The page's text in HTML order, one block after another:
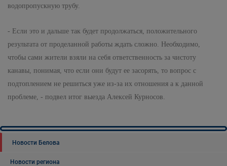
водопропускную трубу.
- Если это и дальше так будет продолжаться, положительного
результата от проделанной работы ждать сложно. Необходимо,
чтобы сами жители взяли на себя ответственность за чистоту
канавы, понимая, что если они будут ее засорять, то вопрос с
подтоплением не решиться уже из-за их отношения а к данной
проблеме, - подвел итог выезда Алексей Курносов.
Новости Белова
Новости региона